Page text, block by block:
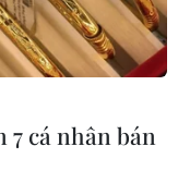
và thuê lưu
hạ lực
trung bình
lượng ra thị
từ tháng
cá nhân bán